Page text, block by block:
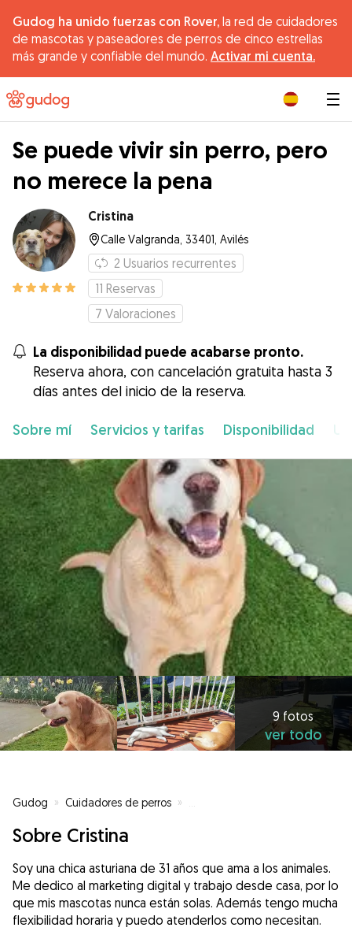
Gudog ha unido fuerzas con Rover, la red de cuidadores
de mascotas y paseadores de perros de cinco estrellas
más grande y confiable del mundo. Activar mi cuenta.
Se puede vivir sin perro, pero
no merece la pena
Cristina
Calle Valgranda, 33401, Avilés
2 Usuarios recurrentes
11 Reservas
7 Valoraciones
La disponibilidad puede acabarse pronto.
Reserva ahora, con cancelación gratuita hasta 3
días antes del inicio de la reserva.
Sobre mí Servicios y tarifas Disponibilidad
9 fotos
ver todo
Gudog » Cuidadores de perros »
Sobre Cristina
Soy una chica asturiana de 31 años que ama a los animales.
Me dedico al marketing digital y trabajo desde casa, por lo
que mis mascotas nunca están solas. Además tengo mucha
flexibilidad horaria y puedo atenderlos como necesitan.